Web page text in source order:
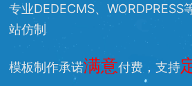
专业DEDECMS、WORDPRESS
站仿制
模板制作承诺满意付费，支持